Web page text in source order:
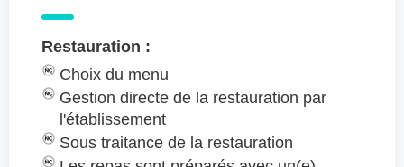
Restauration :
Choix du menu
Gestion directe de la restauration par
l'établissement
Sous traitance de la restauration